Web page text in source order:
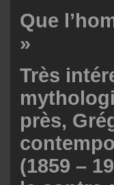
Que
»
Très
près,
(1859 –